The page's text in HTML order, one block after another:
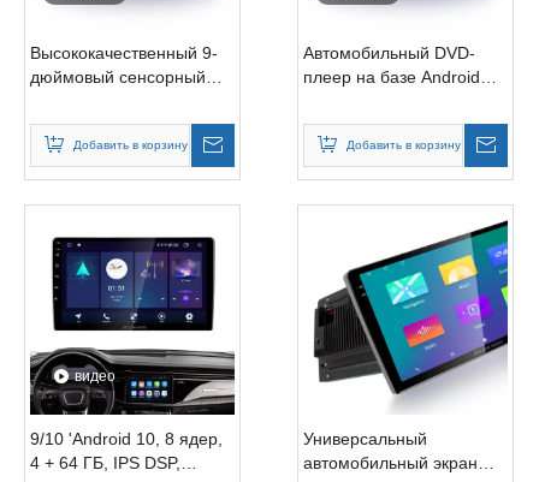
Высококачественный 9-
дюймовый сенсорный
автомобильный стерео
DVD и CD-плеер
Добавить в корзину
Автомобильный DVD-
плеер на базе Android
автомобильное видео
Добавить в корзину
видео
9/10 'Android 10, 8 ядер,
4 + 64 ГБ, IPS DSP,
Универсальный
автомобильный экран